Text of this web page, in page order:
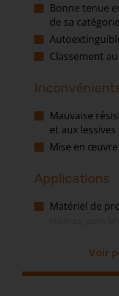
Bonne tenue
de sa
Classement
Mauvaise
et aux
Mise en
Applications
Matériel de
Voir